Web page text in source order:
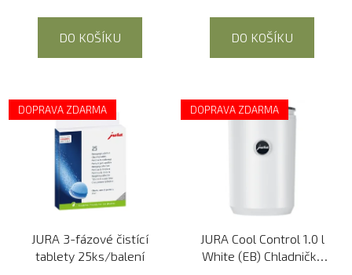
DO KOŠÍKU DO KOŠÍKU
DOPRAVA ZDARMA
JURA 3-fázové čistící
tablety 25ks/balení
DOPRAVA ZDARMA
JURA Cool Control 1.0 l
White (EB) Chladnička